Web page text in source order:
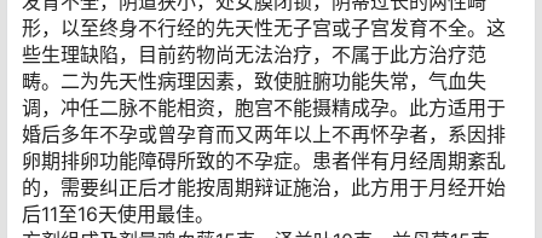
形，以至终身不行经的先天性无子宫或子宫发育不全。这
些生理缺陷，目前药物尚无法治疗，不属于此方治疗范
畴。二为先天性病理因素，致使脏腑功能失常，气血失
调，冲任二脉不能相资，胞宫不能摄精成孕。此方适用于
婚后多年不孕或曾孕育而又两年以上不再怀孕者，系因排
卵期排卵功能障碍所致的不孕症。患者伴有月经周期紊乱
的，需要纠正后才能按周期辩证施治，此方用于月经开始
后11至16天使用最佳。